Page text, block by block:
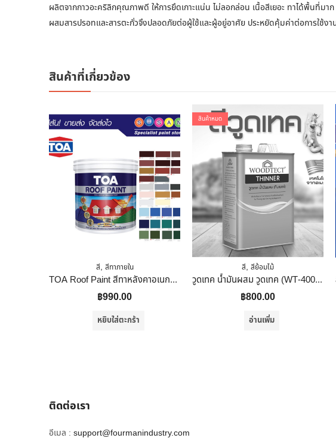
ผลิตจากกาวอะคริลิกคุณภาพดี ให้การยึดเกาะแน่น ไม่ลอกล่อน เนื้อสีเยอะ ทาได้พื้นที่
ผสมสารปรอทและสารตะกั่วจึงปลอดภัยต่อผู้ใช้และผู้อยู่อาศัย ประหยัดคุ้มค่าต่อการใช้
สินค้าที่เกี่ยวข้อง
สี, สีทาภายใน
TOA Roof Paint สีทาหลังคาอเนกประสงค์ ขนาด 1 แกลลอน สี R100 (White)
฿990.00
หยิบใส่ตะกร้า
สินค้าหมด
สี, สีย้อมไม้
วูดเทค น้ำมันผสม วูดเทค (WT-400) WOODTECT Thinner (WT-400) ควอทซ์ (1/4 GL)
฿800.00
อ่านเพิ่ม
ติดต่อเรา
อีเมล : support@fourmanindustry.com